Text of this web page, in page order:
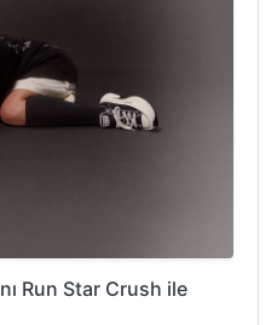
Run Star Crush ile